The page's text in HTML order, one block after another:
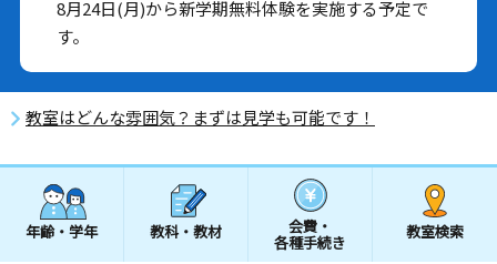
8月24日(月)から新学期無料体験を実施する予定で
す。
教室はどんな雰囲気？まずは見学も可能です！
年齢・学年 教科・教材 会費・
各種手続き
教室検索